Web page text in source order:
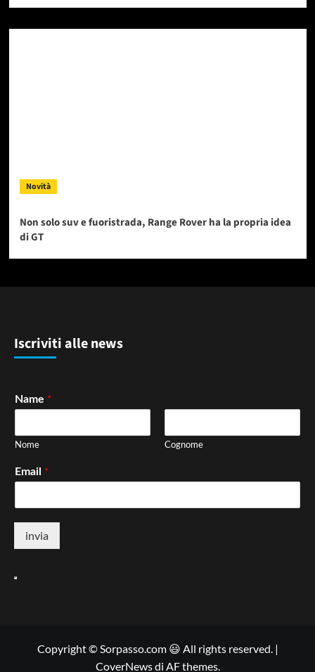
Novità
Non solo suv e fuoristrada, Range Rover ha la propria idea
di GT
Iscriviti alle news
Name *
Nome Cognome
Email *
invia
Copyright © Sorpasso.com 😃 All rights reserved. |
CoverNewsdi AF themes.